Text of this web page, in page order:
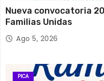
Nueva convocatoria
Familias Unidas
Ago 5, 2026
PICA